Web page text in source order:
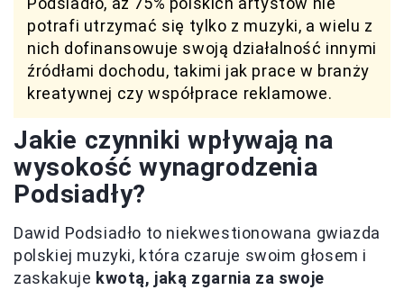
potrafi utrzymać się tylko z muzyki, a wielu z
nich dofinansowuje swoją działalność innymi
źródłami dochodu, takimi jak prace w branży
kreatywnej czy współprace reklamowe.
Jakie czynniki wpływają na
wysokość wynagrodzenia
Podsiadły?
Dawid Podsiadło to niekwestionowana gwiazda
polskiej muzyki, która czaruje swoim głosem i
zaskakuje kwotą, jaką zgarnia za swoje